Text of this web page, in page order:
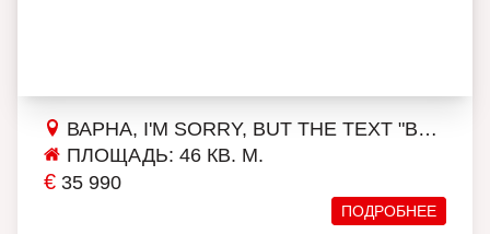
ВАРНА, I'M SORRY, BUT THE TEXT "ВЛАДИСЛАВ ВАРНЕНЧИК 2" DOESN'T PROVIDE ENOUGH CONTEXT FOR AN ACCURATE TRANSLATION. COULD YOU PLEASE PROVIDE MORE INFORMATION OR CONTEXT SO THAT I CAN ASSIST YOU BETTER?
ПЛОЩАДЬ: 46 КВ. М.
€ 35 990
ПОДРОБНЕЕ